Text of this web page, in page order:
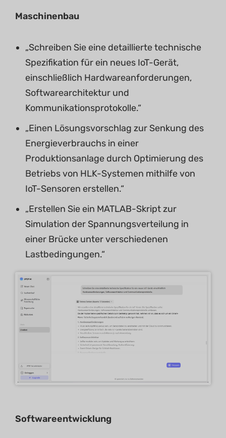
Maschinenbau
„Schreiben Sie eine detaillierte technische
Spezifikation für ein neues IoT-Gerät,
einschließlich Hardwareanforderungen,
Softwarearchitektur und
Kommunikationsprotokolle.“
„Einen Lösungsvorschlag zur Senkung des
Energieverbrauchs in einer
Produktionsanlage durch Optimierung des
Betriebs von HLK-Systemen mithilfe von
IoT-Sensoren erstellen.“
„Erstellen Sie ein MATLAB-Skript zur
Simulation der Spannungsverteilung in
einer Brücke unter verschiedenen
Lastbedingungen.“
Softwareentwicklung